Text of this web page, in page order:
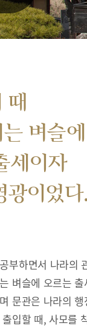
때
벼슬에
세이자
광이었다.
부하면서 나라의
벼슬에 오르는
문관은 나라의
입할 때, 사모를